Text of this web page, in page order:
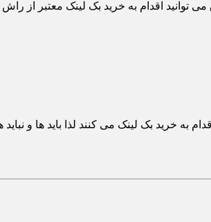
خرید بک لینک می کنند لذا باید ها و